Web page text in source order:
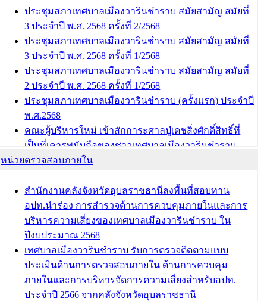
ดำเนินการขุดลอกผักตบชวาและวัชพืชในแหล่งน้ำ และ
พัฒนาฟื้นฟูและแก้ไขปัญหาแหล่งน้ำสาธารณะภายชุม
ชนท่าบ้งมั่ง
บทความ อื่นๆ ...
ประชุมสภาเทศบาลเมืองวารินชำราบ สมัยสามัญ สมัยที่
3 ประจำปี พ.ศ. 2568 ครั้งที่ 2/2568
ประชุมสภาเทศบาลเมืองวารินชำราบ สมัยสามัญ สมัยที่
3 ประจำปี พ.ศ. 2568 ครั้งที่ 1/2568
ประชุมสภาเทศบาลเมืองวารินชำราบ สมัยสามัญ สมัยที่
2 ประจำปี พ.ศ. 2568 ครั้งที่ 1/2568
ประชุมสภาเทศบาลเมืองวารินชำราบ (ครั้งแรก) ประจำปี
พ.ศ.2568
คณะผู้บริหารใหม่ เข้าสักการะศาลปู่เดชสิ่งศักดิ์สิทธิ์ที่
เป็นที่เคารพนับถือของชาวเทศบาลเมืองวารินชำราบ
หน่วยตรวจสอบภายใน
สำนักงานคลังจังหวัดอุบลราชธานีลงพื้นที่สอบทาน
อปท.นำร่อง การสำรวจด้านการควบคุมภายในและการ
บริหารความเสี่ยงของเทศบาลเมืองวารินชำราบ ใน
ปีงบประมาณ 2568
เทศบาลเมืองวารินชำราบ รับการตรวจติดตามแบบ
ประเมินด้านการตรวจสอบภายใน ด้านการควบคุม
ภายในและการบริหารจัดการความเสี่ยงสำหรับอปท.
ประจำปี 2566 จากคลังจังหวัดอุบลราชธานี